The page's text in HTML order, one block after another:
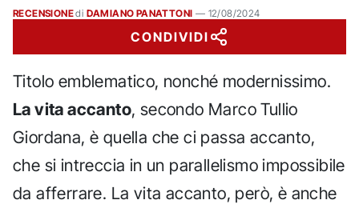
RECENSIONEdi DAMIANO PANATTONI — 12/08/2024
CONDIVIDI
Titolo emblematico, nonché modernissimo.
La vita accanto, secondo Marco Tullio
Giordana, è quella che ci passa accanto,
che si intreccia in un parallelismo impossibile
da afferrare. La vita accanto, però, è anche